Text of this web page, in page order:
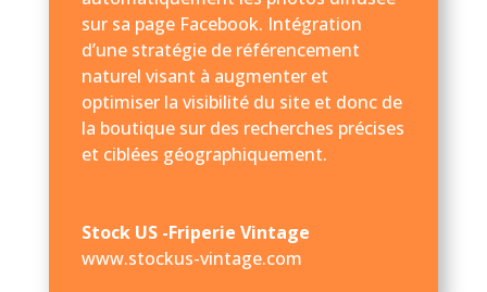
sur sa page Facebook. Intégration
d’une stratégie de référencement
naturel visant à augmenter et
optimiser la visibilité du site et donc de
la boutique sur des recherches précises
et ciblées géographiquement.
Stock US -Friperie Vintage
www.stockus-vintage.com